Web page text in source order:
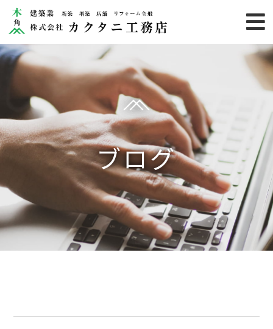
HOME
施工事例
カクタニ
りのらぼ
お客様の声
カクタニのこだわり
会社概要
ブログ